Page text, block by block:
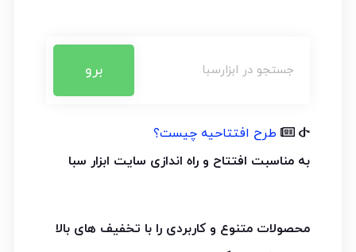
برو
طرح افتتاحیه چیست؟
به مناسبت افتتاح و راه اندازی سایت ابزار سبا
محصولات متنوع و کاربردی را با تخفیف های بالا